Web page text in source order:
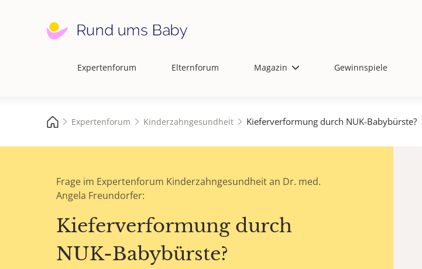
Hauptnavigation
Expertenforum Elternforum Magazin Gewinnspiele
Expertenforum Kinderzahngesundheit Kieferverformung durch NUK-Babybürste?
Frage im Expertenforum Kinderzahngesundheit an Dr. med.
Angela Freundorfer:
Kieferverformung durch
NUK-Babybürste?